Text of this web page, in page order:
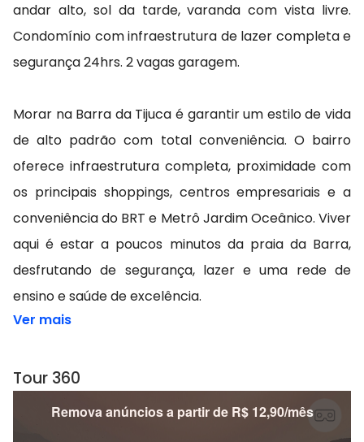
andar alto, sol da tarde, varanda com vista livre.
Condomínio com infraestrutura de lazer completa e
segurança 24hrs. 2 vagas garagem.
Morar na Barra da Tijuca é garantir um estilo de vida
de alto padrão com total conveniência. O bairro
oferece infraestrutura completa, proximidade com
os principais shoppings, centros empresariais e a
conveniência do BRT e Metrô Jardim Oceânico. Viver
aqui é estar a poucos minutos da praia da Barra,
desfrutando de segurança, lazer e uma rede de
ensino e saúde de excelência.
Ver mais
Tour 360